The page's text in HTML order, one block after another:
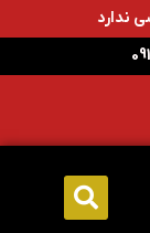
ندارد